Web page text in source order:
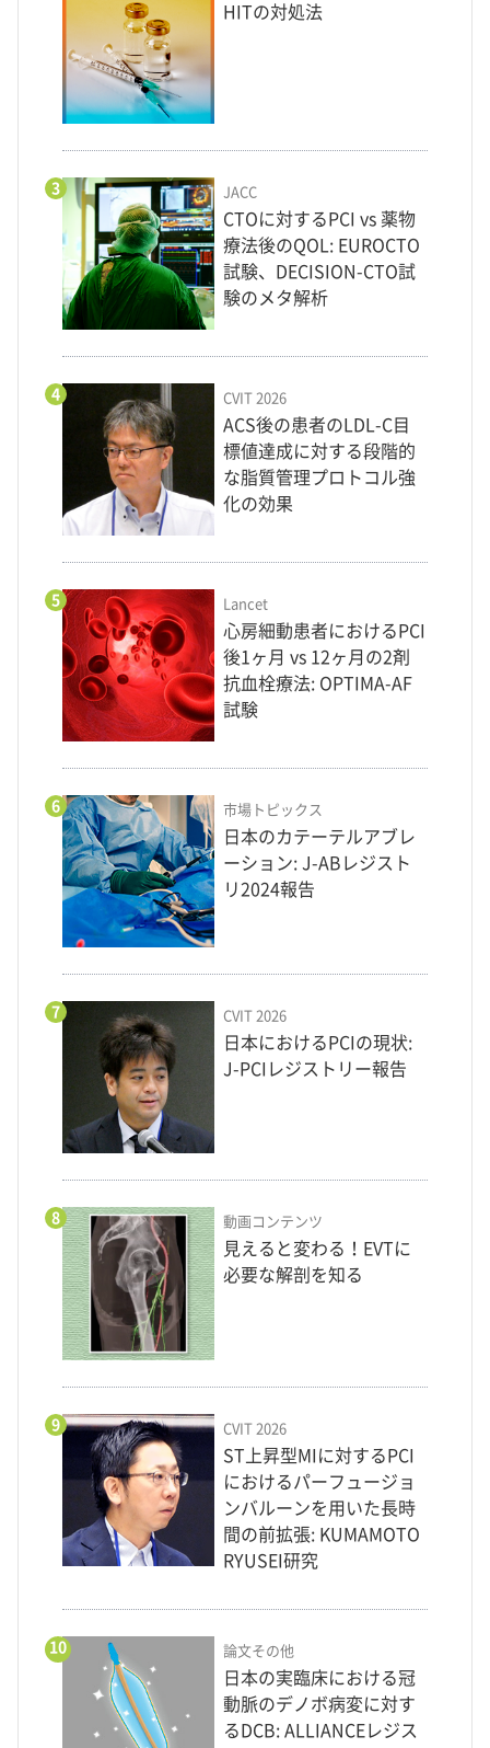
HITの対処法
3 JACC
CTOに対するPCI vs 薬物
療法後のQOL: EUROCTO
試験、DECISION-CTO試
験のメタ解析
4 CVIT 2026
ACS後の患者のLDL-C目
標値達成に対する段階的
な脂質管理プロトコル強
化の効果
5 Lancet
心房細動患者におけるPCI
後1ヶ月 vs 12ヶ月の2剤
抗血栓療法: OPTIMA-AF
試験
6 市場トピックス
日本のカテーテルアブレ
ーション: J-ABレジスト
リ2024報告
7 CVIT 2026
日本におけるPCIの現状:
J-PCIレジストリー報告
8 動画コンテンツ
見えると変わる！EVTに
必要な解剖を知る
9 CVIT 2026
ST上昇型MIに対するPCI
におけるパーフュージョ
ンバルーンを用いた長時
間の前拡張: KUMAMOTO
RYUSEI研究
10 論文その他
日本の実臨床における冠
動脈のデノボ病変に対す
るDCB: ALLIANCEレジス